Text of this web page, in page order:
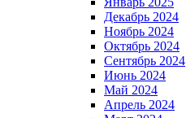
Декабрь 2024
Ноябрь 2024
Октябрь 2024
Сентябрь 2024
Июнь 2024
Май 2024
Апрель 2024